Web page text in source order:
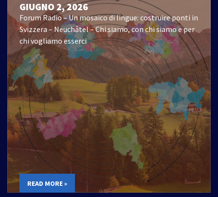
GIUGNO 2, 2026
Forum Radio – Un mosaico di lingue: costruire ponti in
Svizzera – Neuchâtel – Chi siamo, con chi siamo e per
chi vogliamo esserci
READ MORE »